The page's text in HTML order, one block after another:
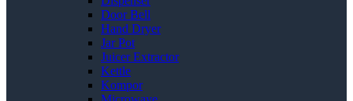
Door Bell
Hand Dryer
Jar Pot
Juicer Extractor
Kettle
Kompor